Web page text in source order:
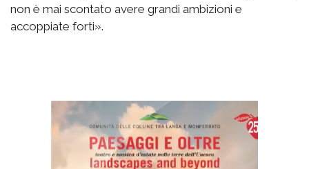
non è mai scontato avere grandi ambizioni e
accoppiate forti».